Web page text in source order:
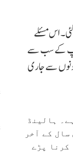
اس مسئلے
کے سب سے
دنوں سے جاری
ہالینڈ
کے آخر
کرنا پڑے